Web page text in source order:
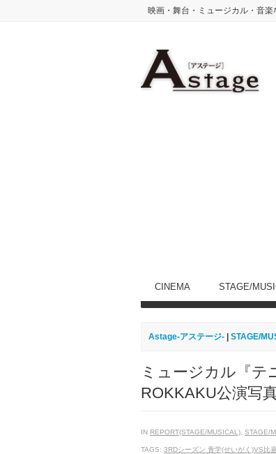
映画・舞台・ミュージカル・音
CINEMA STAGE/
Astage-アステージ- STAGE/
ミュージカル『テ
ROKKAKU公演写
IN REPORT(STAGE/MUSICAL) STAGE/
TAGS: 3RDシーズン 青学(せいがく)VS比